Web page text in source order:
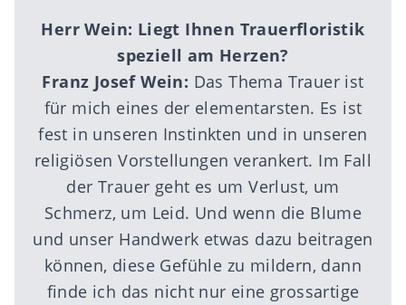
Herr Wein: Liegt Ihnen Trauerfloristik
speziell am Herzen?
Franz Josef Wein: Das Thema Trauer ist
für mich eines der elementarsten. Es ist
fest in unseren Instinkten und in unseren
religiösen Vorstellungen verankert. Im Fall
der Trauer geht es um Verlust, um
Schmerz, um Leid. Und wenn die Blume
und unser Handwerk etwas dazu beitragen
können, diese Gefühle zu mildern, dann
finde ich das nicht nur eine grossartige